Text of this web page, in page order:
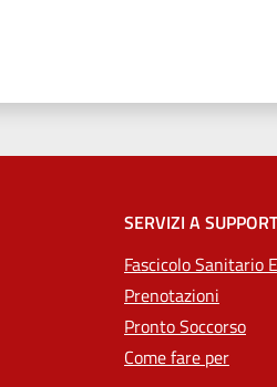
SERVIZI A
Fascicolo Sanitario
Prenotazioni
Pronto Soccorso
Come fare per